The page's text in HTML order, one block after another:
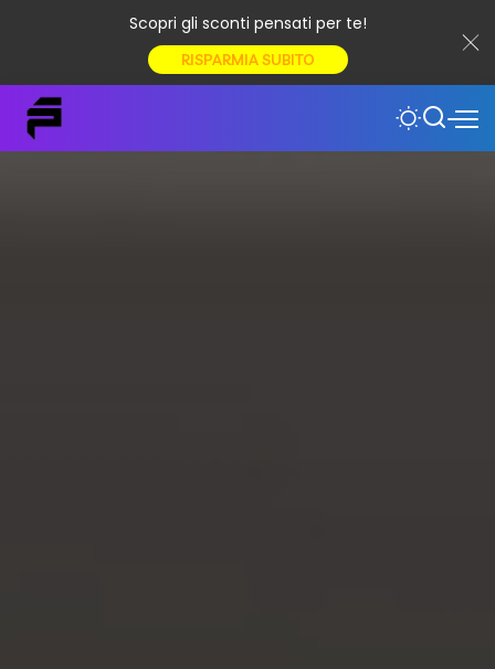
Scopri gli sconti pensati per te!
RISPARMIA SUBITO